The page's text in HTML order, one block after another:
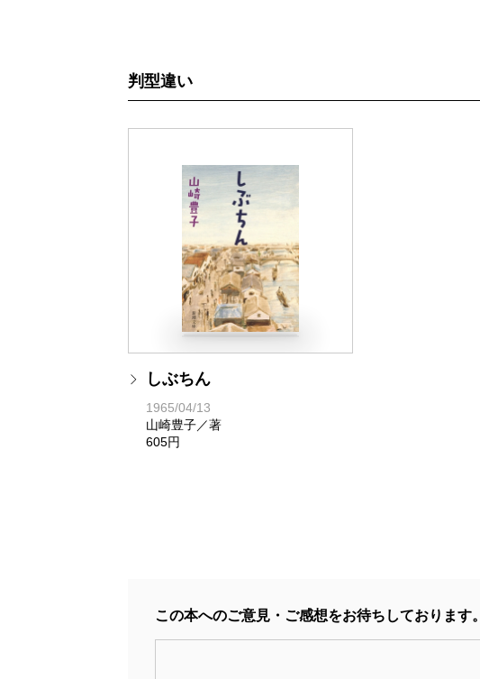
判型違い
しぶちん
1965/04/13
山崎豊子／著
605円
この本へのご意見・ご感想をお待ちしております。